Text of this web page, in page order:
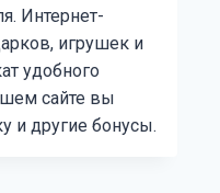
Интернет-
игрушек и
удобного
сайте вы
и другие бонусы.